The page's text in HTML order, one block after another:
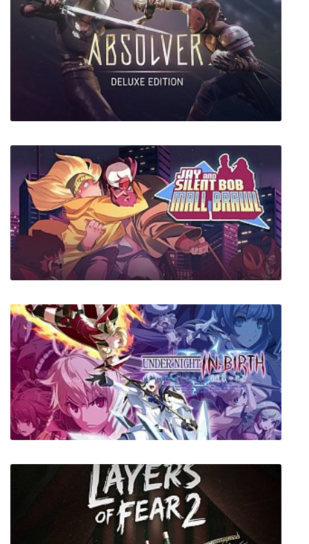
Battles For Spain
Absolver Deluxe Edition
Jay and Silent Bob: Mall Brawl